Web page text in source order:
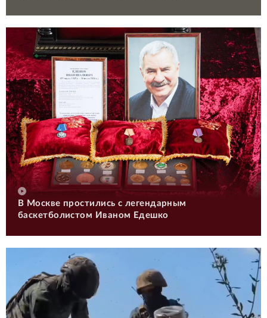
В Москве простились с легендарным
баскетболистом Иваном Едешко